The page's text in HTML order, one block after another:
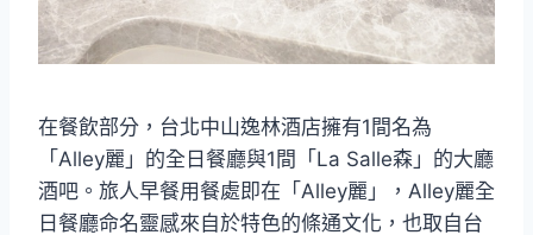
在餐飲部分，台北中山逸林酒店擁有1間名為
「Alley麗」的全日餐廳與1間「La Salle森」的大廳
酒吧。旅人早餐用餐處即在「Alley麗」，Alley麗全
日餐廳命名靈感來自於特色的條通文化，也取自台